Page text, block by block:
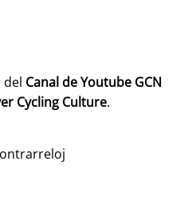
del Canal de Youtube GCN
Cycling Culture.